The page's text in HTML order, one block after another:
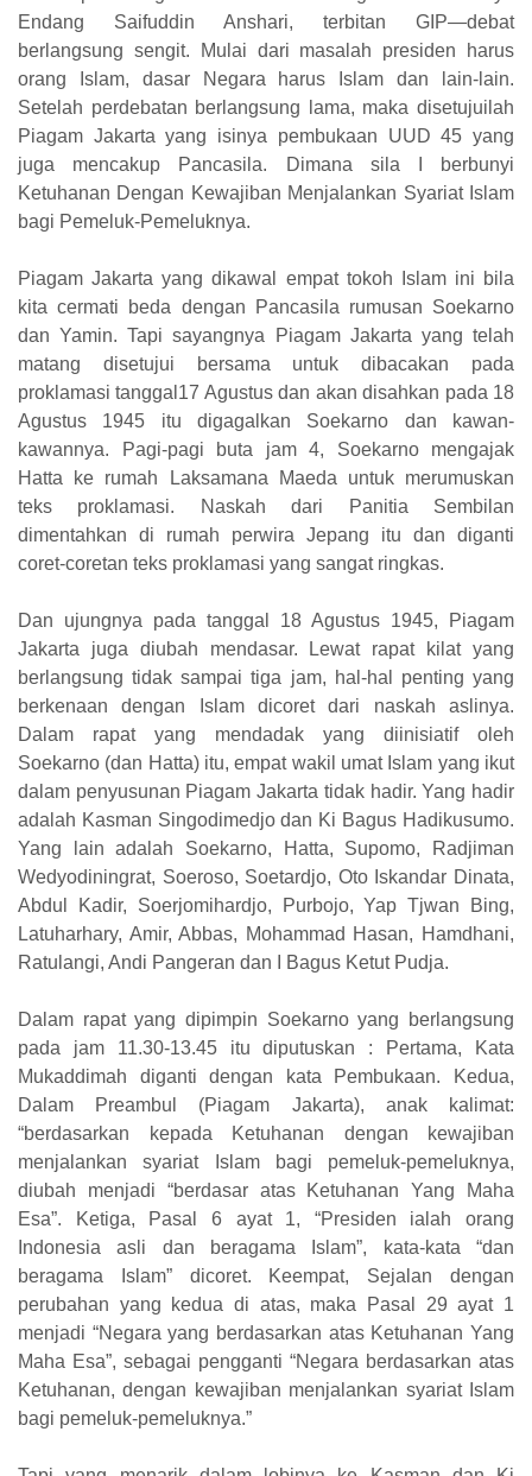
Endang Saifuddin Anshari, terbitan GIP—debat
berlangsung sengit. Mulai dari masalah presiden harus
orang Islam, dasar Negara harus Islam dan lain-lain.
Setelah perdebatan berlangsung lama, maka disetujuilah
Piagam Jakarta yang isinya pembukaan UUD 45 yang
juga mencakup Pancasila. Dimana sila I berbunyi
Ketuhanan Dengan Kewajiban Menjalankan Syariat Islam
bagi Pemeluk-Pemeluknya.
Piagam Jakarta yang dikawal empat tokoh Islam ini bila
kita cermati beda dengan Pancasila rumusan Soekarno
dan Yamin. Tapi sayangnya Piagam Jakarta yang telah
matang disetujui bersama untuk dibacakan pada
proklamasi tanggal17 Agustus dan akan disahkan pada 18
Agustus 1945 itu digagalkan Soekarno dan kawan-
kawannya. Pagi-pagi buta jam 4, Soekarno mengajak
Hatta ke rumah Laksamana Maeda untuk merumuskan
teks proklamasi. Naskah dari Panitia Sembilan
dimentahkan di rumah perwira Jepang itu dan diganti
coret-coretan teks proklamasi yang sangat ringkas.
Dan ujungnya pada tanggal 18 Agustus 1945, Piagam
Jakarta juga diubah mendasar. Lewat rapat kilat yang
berlangsung tidak sampai tiga jam, hal-hal penting yang
berkenaan dengan Islam dicoret dari naskah aslinya.
Dalam rapat yang mendadak yang diinisiatif oleh
Soekarno (dan Hatta) itu, empat wakil umat Islam yang ikut
dalam penyusunan Piagam Jakarta tidak hadir. Yang hadir
adalah Kasman Singodimedjo dan Ki Bagus Hadikusumo.
Yang lain adalah Soekarno, Hatta, Supomo, Radjiman
Wedyodiningrat, Soeroso, Soetardjo, Oto Iskandar Dinata,
Abdul Kadir, Soerjomihardjo, Purbojo, Yap Tjwan Bing,
Latuharhary, Amir, Abbas, Mohammad Hasan, Hamdhani,
Ratulangi, Andi Pangeran dan I Bagus Ketut Pudja.
Dalam rapat yang dipimpin Soekarno yang berlangsung
pada jam 11.30-13.45 itu diputuskan : Pertama, Kata
Mukaddimah diganti dengan kata Pembukaan. Kedua,
Dalam Preambul (Piagam Jakarta), anak kalimat:
“berdasarkan kepada Ketuhanan dengan kewajiban
menjalankan syariat Islam bagi pemeluk-pemeluknya,
diubah menjadi “berdasar atas Ketuhanan Yang Maha
Esa”. Ketiga, Pasal 6 ayat 1, “Presiden ialah orang
Indonesia asli dan beragama Islam”, kata-kata “dan
beragama Islam” dicoret. Keempat, Sejalan dengan
perubahan yang kedua di atas, maka Pasal 29 ayat 1
menjadi “Negara yang berdasarkan atas Ketuhanan Yang
Maha Esa”, sebagai pengganti “Negara berdasarkan atas
Ketuhanan, dengan kewajiban menjalankan syariat Islam
bagi pemeluk-pemeluknya.”